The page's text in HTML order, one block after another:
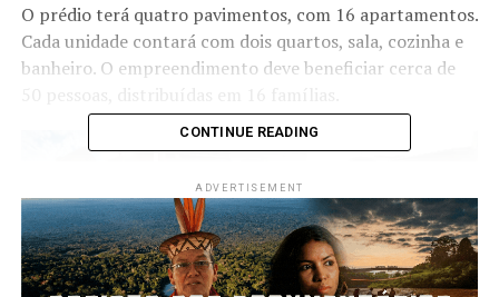
O prédio terá quatro pavimentos, com 16 apartamentos.
Cada unidade contará com dois quartos, sala, cozinha e
banheiro. O empreendimento deve beneficiar cerca de
CONTINUE READING
ADVERTISEMENT